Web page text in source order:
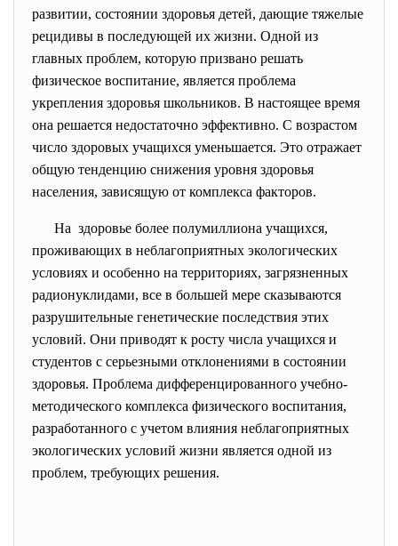
развитии, состоянии здоровья детей, дающие тяжелые
рецидивы в последующей их жизни. Одной из
главных проблем, которую призвано решать
физическое воспитание, является проблема
укрепления здоровья школьников. В настоящее время
она решается недостаточно эффективно. С возрастом
число здоровых учащихся уменьшается. Это отражает
общую тенденцию снижения уровня здоровья
населения, зависящую от комплекса факторов.
На здоровье более полумиллиона учащихся,
проживающих в неблагоприятных экологических
условиях и особенно на территориях, загрязненных
радионуклидами, все в большей мере сказываются
разрушительные генетические последствия этих
условий. Они приводят к росту числа учащихся и
студентов с серьезными отклонениями в состоянии
здоровья. Проблема дифференцированного учебно-
методического комплекса физического воспитания,
разработанного с учетом влияния неблагоприятных
экологических условий жизни является одной из
проблем, требующих решения.